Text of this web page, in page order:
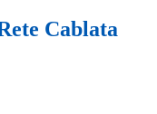
Cablata